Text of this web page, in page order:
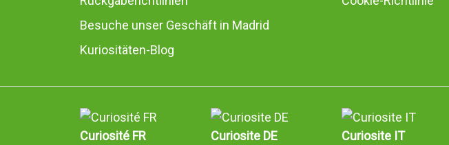
Besuche unser Geschäft in Madrid
Kuriositäten-Blog
Curiosité FR Curiosite DE Curiosite IT